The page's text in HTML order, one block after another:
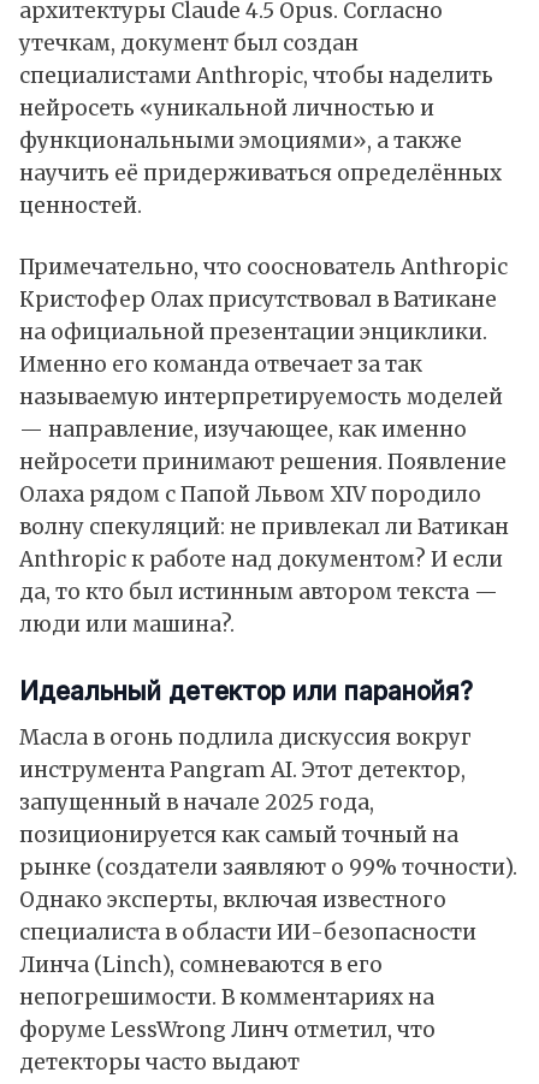
архитектуры Claude 4.5 Opus. Согласно
утечкам, документ был создан
специалистами Anthropic, чтобы наделить
нейросеть «уникальной личностью и
функциональными эмоциями», а также
научить её придерживаться определённых
ценностей.
Примечательно, что сооснователь Anthropic
Кристофер Олахприсутствовалв Ватикане
на официальной презентации энциклики.
Именно его команда отвечает за так
называемую интерпретируемость моделей
— направление, изучающее, как именно
нейросети принимают решения. Появление
Олаха рядом с Папой Львом XIV породило
волну спекуляций: не привлекал ли Ватикан
Anthropic к работе над документом? И если
да, то кто был истинным автором текста —
люди или машина?.
Идеальный детектор или паранойя?
Масла в огонь подлила дискуссия вокруг
инструмента Pangram AI. Этот детектор,
запущенный в начале 2025 года,
позиционируется как самый точный на
рынке (создатели заявляют о 99% точности).
Однако эксперты, включая известного
специалиста в области ИИ-безопасности
Линча (Linch), сомневаются в его
непогрешимости. В комментариях на
форуме LessWrong Линч отметил, что
детекторы часто выдают